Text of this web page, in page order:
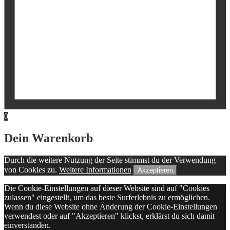
0
Dein Warenkorb
Durch die weitere Nutzung der Seite stimmst du der Verwendung
von Cookies zu. Weitere Informationen Akzeptieren
Die Cookie-Einstellungen auf dieser Website sind auf "Cookies
zulassen" eingestellt, um das beste Surferlebnis zu ermöglichen.
Wenn du diese Website ohne Änderung der Cookie-Einstellungen
verwendest oder auf "Akzeptieren" klickst, erklärst du sich damit
einverstanden.